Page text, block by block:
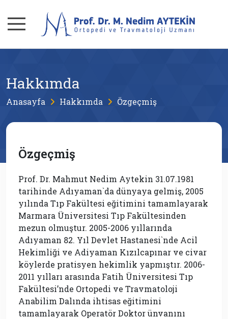
Hakkımda
Anasayfa Hakkımda Özgeçmiş
Özgeçmiş
Prof. Dr. Mahmut Nedim Aytekin 31.07.1981
tarihinde Adıyaman`da dünyaya gelmiş, 2005
yılında Tıp Fakültesi eğitimini tamamlayarak
Marmara Üniversitesi Tıp Fakültesinden
mezun olmuştur. 2005-2006 yıllarında
Adıyaman 82. Yıl Devlet Hastanesi`nde Acil
Hekimliği ve Adiyaman Kızılcapınar ve civar
köylerde pratisyen hekimlik yapmıştır. 2006-
2011 yılları arasında Fatih Üniversitesi Tıp
Fakültesi’nde Ortopedi ve Travmatoloji
Anabilim Dalında ihtisas eğitimini
tamamlayarak Operatör Doktor ünvanını